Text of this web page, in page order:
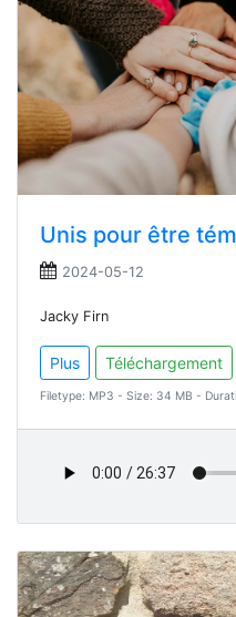
Unis pour être
2024-05-12
Jacky Firn
Plus Téléchargement
Filetype: MP3 - Size: 34 MB -